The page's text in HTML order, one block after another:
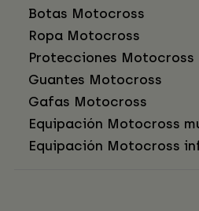
Botas Motocross
Ropa Motocross
Protecciones Motocross
Guantes Motocross
Gafas Motocross
Equipación Motocross
Equipación Motocross